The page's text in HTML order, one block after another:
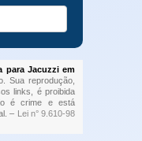
para Jacuzzi em
Sua reprodução,
links, é proibida
é crime e está
–
Lei n° 9.610-98